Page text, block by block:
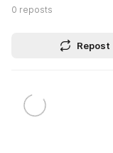
0 reposts
Repost